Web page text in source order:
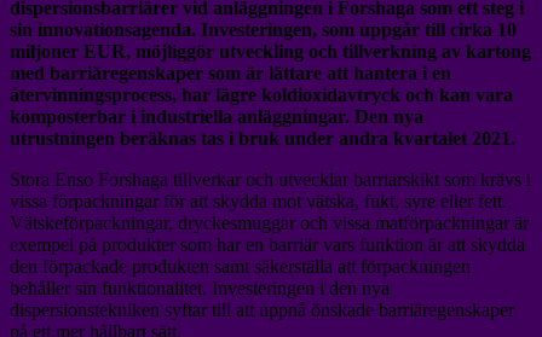
dispersionsbarriärer vid anläggningen i Forshaga som ett steg i
sin innovationsagenda. Investeringen, som uppgår till cirka 10
miljoner EUR, möjliggör utveckling och tillverkning av kartong
med barriäregenskaper som är lättare att hantera i en
återvinningsprocess, har lägre koldioxidavtryck och kan vara
komposterbar i industriella anläggningar. Den nya
utrustningen beräknas tas i bruk under andra kvartalet 2021.
Stora Enso Forshaga tillverkar och utvecklar barriärskikt som krävs i
vissa förpackningar för att skydda mot vätska, fukt, syre eller fett.
Vätskeförpackningar, dryckesmuggar och vissa matförpackningar är
exempel på produkter som har en barriär vars funktion är att skydda
den förpackade produkten samt säkerställa att förpackningen
behåller sin funktionalitet. Investeringen i den nya
dispersionstekniken syftar till att uppnå önskade barriäregenskaper
på ett mer hållbart sätt.